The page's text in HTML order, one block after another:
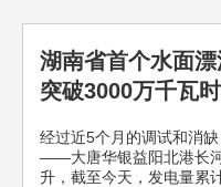
湖南省首个水面
突破3000万千瓦时
经过近5个月的调试和消
——大唐华银益阳北港长
升，截至今天，发电量累